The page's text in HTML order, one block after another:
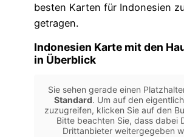
besten Karten für Indonesien
getragen.
Indonesien Karte mit den
in Überblick
Sie sehen gerade einen
Standard. Um auf den
zuzugreifen, klicken Sie auf den
Bitte beachten Sie, dass dabei
Drittanbieter weitergegeben